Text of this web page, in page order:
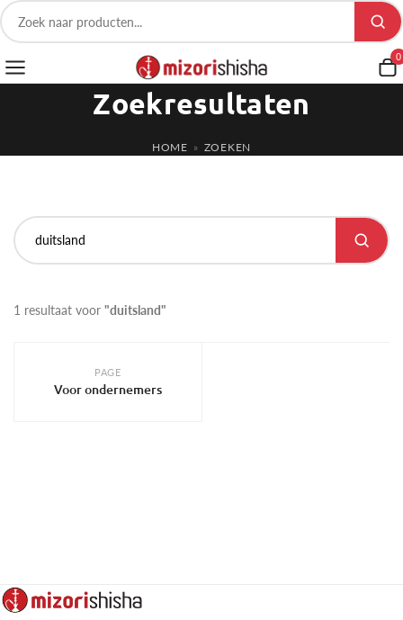
0
Zoekresultaten
HOME » ZOEKEN
1 resultaat voor "duitsland"
PAGE
Voor ondernemers